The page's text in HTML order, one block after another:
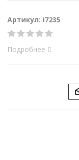
Артикул: i7235
Подробнее